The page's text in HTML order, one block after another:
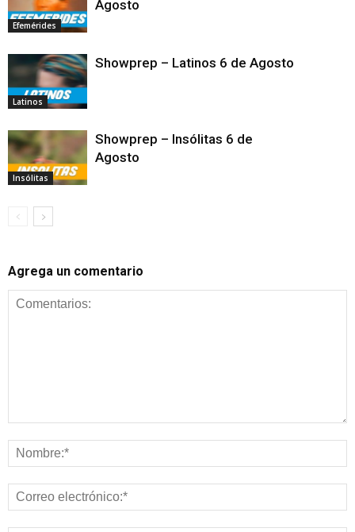
Efemérides
Agosto
Latinos
Showprep – Latinos 6 de Agosto
Insólitas
Showprep – Insólitas 6 de
Agosto
Agrega un comentario